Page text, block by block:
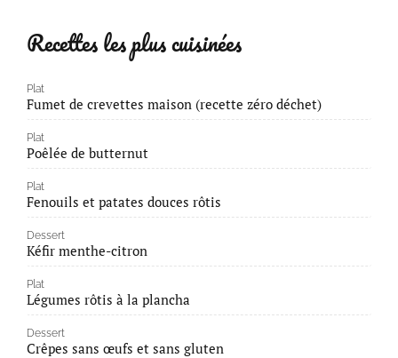
Recettes les plus cuisinées
Plat
Fumet de crevettes maison (recette zéro déchet)
Plat
Poêlée de butternut
Plat
Fenouils et patates douces rôtis
Dessert
Kéfir menthe-citron
Plat
Légumes rôtis à la plancha
Dessert
Crêpes sans œufs et sans gluten